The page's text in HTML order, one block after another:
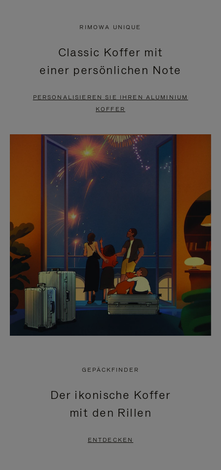
PAUSIERT,
BITTE
DRÜCKEN
ANZUHALTEN
KLICKEN
SIE
ZUM
AUFHEBEN
STUMMSCHALTUNG
RIMOWA UNIQUE
Classic Koffer mit
einer persönlichen Note
PERSONALISIEREN SIE IHREN ALUMINIUM
KOFFER
GEPÄCKFINDER
Der ikonische Koffer
mit den Rillen
ENTDECKEN